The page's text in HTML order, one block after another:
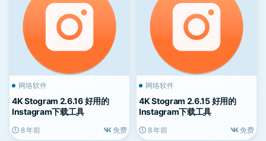
网络软件
4K Stogram 2.6.16 好用的
Instagram下载工具
8 年前 免费
网络软件
4K Stogram 2.6.15 好用的
Instagram下载工具
8 年前 免费